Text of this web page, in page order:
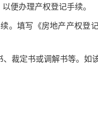
便办理产权登记手续。
。填写《房地产产权登
裁定书或调解书等。如